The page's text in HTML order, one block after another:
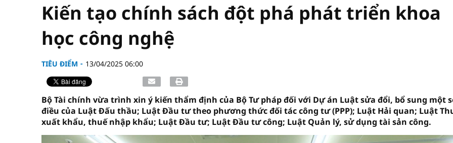
09:00 Khơi thông nguồn cung vật liệu xây dựng
Kiến tạo chính sách đột phá phát triển khoa
học công nghệ
TIÊU ĐIỂM 13/04/2025 06:00
Bộ Tài chính vừa trình xin ý kiến thẩm định của Bộ Tư pháp đối với Dự án Luật sửa đổi, bổ sung một
điều của Luật Đấu thầu; Luật Đầu tư theo phương thức đối tác công tư (PPP); Luật Hải quan; Luật
xuất khẩu, thuế nhập khẩu; Luật Đầu tư; Luật Đầu tư công; Luật Quản lý, sử dụng tài sản công.